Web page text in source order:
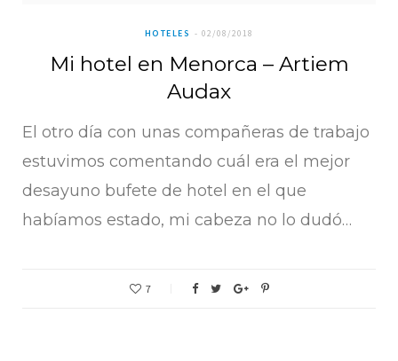
HOTELES 02/08/2018
Mi hotel en Menorca – Artiem
Audax
El otro día con unas compañeras de trabajo
estuvimos comentando cuál era el mejor
desayuno bufete de hotel en el que
habíamos estado, mi cabeza no lo dudó…
7